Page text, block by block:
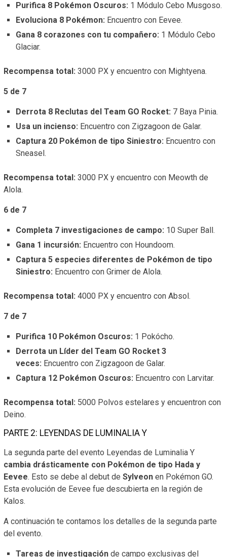
Purifica 8 Pokémon Oscuros: 1 Módulo Cebo Musgoso.
Evoluciona 8 Pokémon: Encuentro con Eevee.
Gana 8 corazones con tu compañero: 1 Módulo Cebo
Glaciar.
Recompensa total: 3000 PX y encuentro con Mightyena.
5 de 7
Derrota 8 Reclutas del Team GO Rocket: 7 Baya Pinia.
Usa un incienso: Encuentro con Zigzagoon de Galar.
Captura 20 Pokémon de tipo Siniestro: Encuentro con
Sneasel.
Recompensa total: 3000 PX y encuentro con Meowth de
Alola.
6 de 7
Completa 7 investigaciones de campo: 10 Super Ball.
Gana 1 incursión: Encuentro con Houndoom.
Captura 5 especies diferentes de Pokémon de tipo
Siniestro: Encuentro con Grimer de Alola.
Recompensa total: 4000 PX y encuentro con Absol.
7 de 7
Purifica 10 Pokémon Oscuros: 1 Pokócho.
Derrota un Líder del Team GO Rocket 3
veces: Encuentro con Zigzagoon de Galar.
Captura 12 Pokémon Oscuros: Encuentro con Larvitar.
Recompensa total: 5000 Polvos estelares y encuentron con
Deino.
PARTE 2: LEYENDAS DE LUMINALIA Y
La segunda parte del evento Leyendas de Luminalia Y
cambia drásticamente con Pokémon de tipo Hada y
Eevee. Esto se debe al debut de Sylveon en Pokémon GO.
Esta evolución de Eevee fue descubierta en la región de
Kalos.
A continuación te contamos los detalles de la segunda parte
del evento.
Tareas de investigación de campo exclusivas del